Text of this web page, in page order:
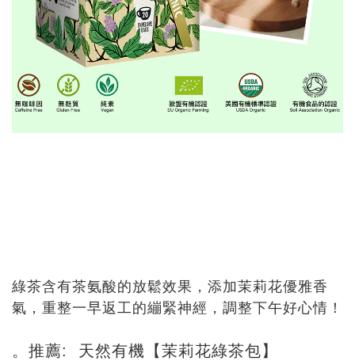
綠茶含有茶氨酸的放鬆效果，添加茉莉花優雅香
氣，重整一早返工的繃緊神經，調整下午好心情！
。推薦: 天然有機【茉莉花綠茶包】